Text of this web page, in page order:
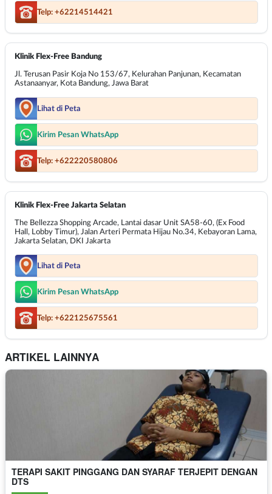
Telp: +62214514421
Klinik Flex-Free Bandung
Jl. Terusan Pasir Koja No 153/67, Kelurahan Panjunan, Kecamatan
Astanaanyar, Kota Bandung, Jawa Barat
Lihat di Peta
Kirim Pesan WhatsApp
Telp: +622220580806
Klinik Flex-Free Jakarta Selatan
The Bellezza Shopping Arcade, Lantai dasar Unit SA58-60, (Ex Food
Hall, Lobby Timur), Jalan Arteri Permata Hijau No.34, Kebayoran Lama,
Jakarta Selatan, DKI Jakarta
Lihat di Peta
Kirim Pesan WhatsApp
Telp: +622125675561
ARTIKEL LAINNYA
TERAPI SAKIT PINGGANG DAN SYARAF TERJEPIT DENGAN
DTS